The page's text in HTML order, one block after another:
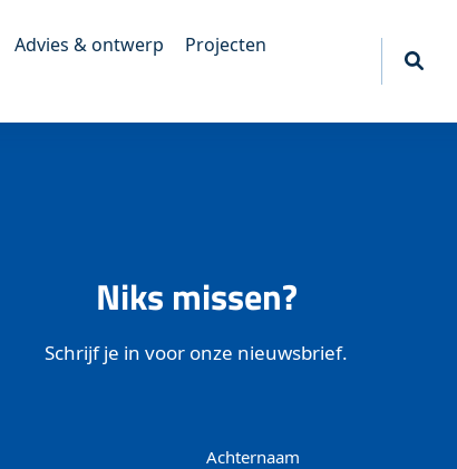
Advies & ontwerp
Projecten
Niks missen?
Schrijf je in voor onze nieuwsbrief.
Achternaam